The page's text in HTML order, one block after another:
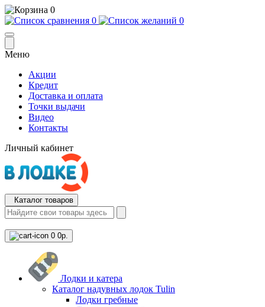
0
0
0
Меню
Акции
Кредит
Доставка и оплата
Точки выдачи
Видео
Контакты
Личный кабинет
Каталог товаров
0 0р.
Лодки и катера
Каталог надувных лодок Tulin
Лодки гребные